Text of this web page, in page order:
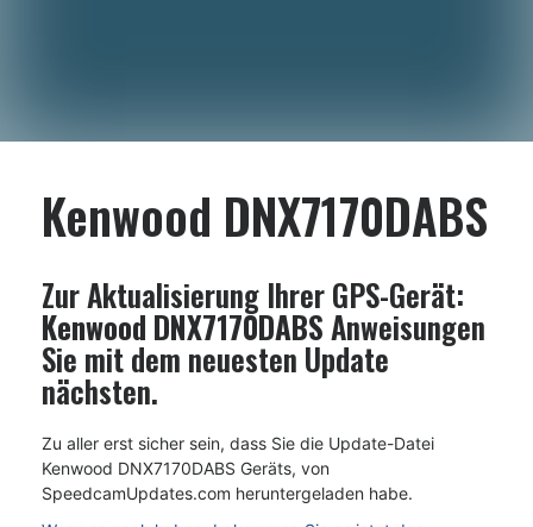
Kenwood DNX7170DABS
Zur Aktualisierung Ihrer GPS-Gerät:
Kenwood DNX7170DABSAnweisungen
Sie mit dem neuesten Update
nächsten.
Zu aller erst sicher sein, dass Sie die Update-Datei
Kenwood DNX7170DABS Geräts, von
SpeedcamUpdates.com heruntergeladen habe.